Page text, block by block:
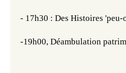
- 17h30 : Des Histoires
-19h00, Déambulation